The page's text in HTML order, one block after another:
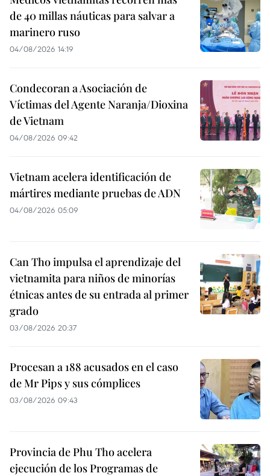
de 40 millas náuticas para salvar a
marinero ruso
04/08/2026 14:19
Condecoran a Asociación de
Víctimas del Agente Naranja/Dioxina
de Vietnam
04/08/2026 09:42
Vietnam acelera identificación de
mártires mediante pruebas de ADN
04/08/2026 05:09
Can Tho impulsa el aprendizaje del
vietnamita para niños de minorías
étnicas antes de su entrada al primer
grado
03/08/2026 20:37
Procesan a 188 acusados en el caso
de Mr Pips y sus cómplices
03/08/2026 09:43
Provincia de Phu Tho acelera
ejecución de los Programas de